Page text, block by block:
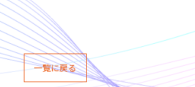
一覧に戻る